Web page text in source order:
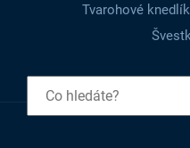
Tvarohové